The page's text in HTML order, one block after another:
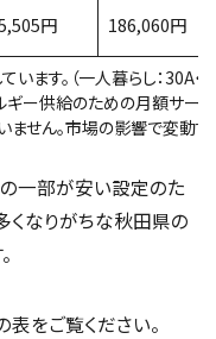
円 186,060円
います。（一人暮らし：30A
供給のための月額サービ
ん。市場の影響で変動す
一部が安い設定のた
なりがちな秋田県の
をご覧ください。